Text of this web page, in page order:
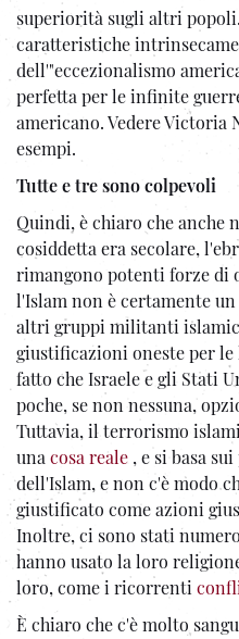
superiorità sugli altri
caratteristiche
dell'"eccezionalismo
perfetta per le infinite
americano. Vedere Victoria
esempi.
Tutte e tre sono colpevoli
Quindi, è chiaro che anche
cosiddetta era secolare,
rimangono potenti forze di
l'Islam non è certamente un
altri gruppi militanti
giustificazioni oneste per
fatto che Israele e gli Stati
poche, se non nessuna,
Tuttavia, il terrorismo
una cosa reale , e si basa
dell'Islam, e non c'è modo
giustificato come azioni
Inoltre, ci sono stati
hanno usato la loro
loro, come i ricorrenti
È chiaro che c'è molto